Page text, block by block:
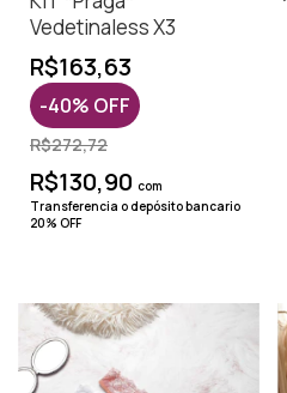
Vedetinaless X3
R$163,63
-40% OFF
R$272,72
R$130,90 com
Transferencia o depósito bancario
20% OFF